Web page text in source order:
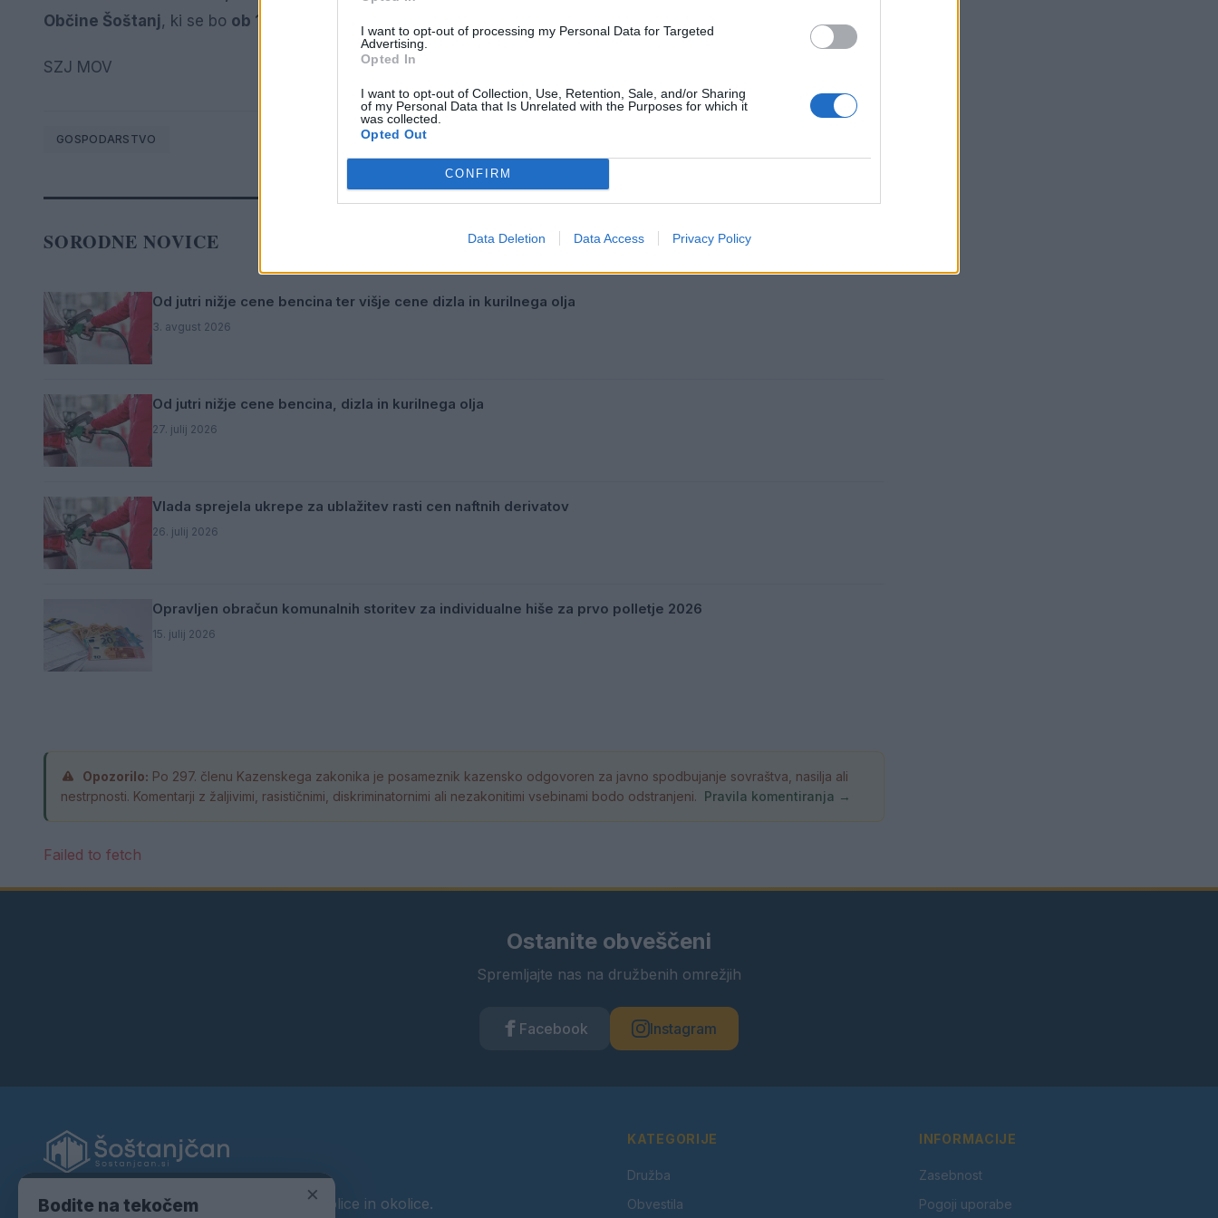
I want to opt-out of processing my Personal Data for Targeted
Advertising.
Opted In
I want to opt-out of Collection, Use, Retention, Sale, and/or Sharing
of my Personal Data that Is Unrelated with the Purposes for which it
was collected.
Opted Out
CONFIRM
Data Deletion Data Access Privacy Policy
Občine Šoštanj, ki se bo ob 1
SZJ MOV
GOSPODARSTVO
SORODNE NOVICE
Od jutri nižje cene bencina ter višje cene dizla in kurilnega olja
3. avgust 2026
Od jutri nižje cene bencina, dizla in kurilnega olja
27. julij 2026
Vlada sprejela ukrepe za ublažitev rasti cen naftnih derivatov
26. julij 2026
Opravljen obračun komunalnih storitev za individualne hiše za prvo polletje 2026
15. julij 2026
Opozorilo: Po 297. členu Kazenskega zakonika je posameznik kazensko odgovoren za javno spodbujanje sovraštva, nasilja ali
nestrpnosti. Komentarji z žaljivimi, rasističnimi, diskriminatornimi ali nezakonitimi vsebinami bodo odstranjeni. Pravila komentiranja →
Failed to fetch
Ostanite obveščeni
Spremljajte nas na družbenih omrežjih
Facebook Instagram
Vaš lokalni portal za novice iz Velenja, okolice in okolice.
KATEGORIJE
Družba
Obvestila
INFORMACIJE
Zasebnost
Pogoji uporabe
×
Bodite na tekočem